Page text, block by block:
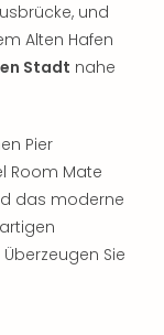
und
Alten Hafen
Stadt nahe
Pier
Room Mate
das moderne
Sie